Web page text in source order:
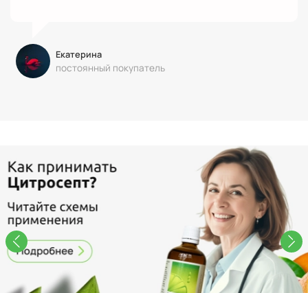
Екатерина
постоянный покупатель